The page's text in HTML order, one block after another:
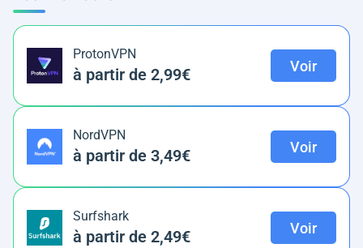
ProtonVPN
à partir de 2,99€ Voir
NordVPN
à partir de 3,49€ Voir
Surfshark
à partir de 2,49€ Voir